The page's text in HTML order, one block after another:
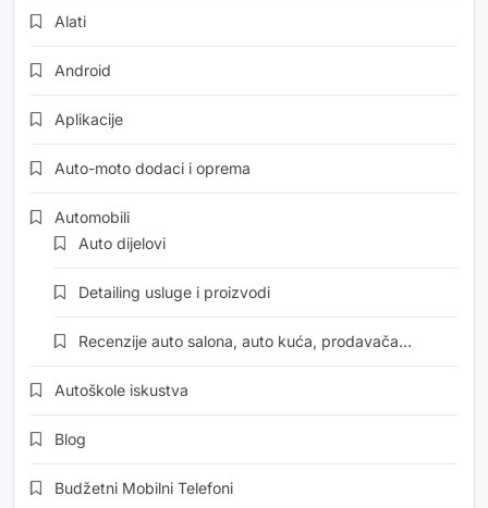
Alati
Android
Aplikacije
Auto-moto dodaci i oprema
Automobili
Auto dijelovi
Detailing usluge i proizvodi
Recenzije auto salona, auto kuća, prodavača…
Autoškole iskustva
Blog
Budžetni Mobilni Telefoni